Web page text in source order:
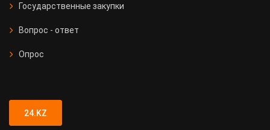
Государственные закупки
Вопрос - ответ
Опрос
24.KZ